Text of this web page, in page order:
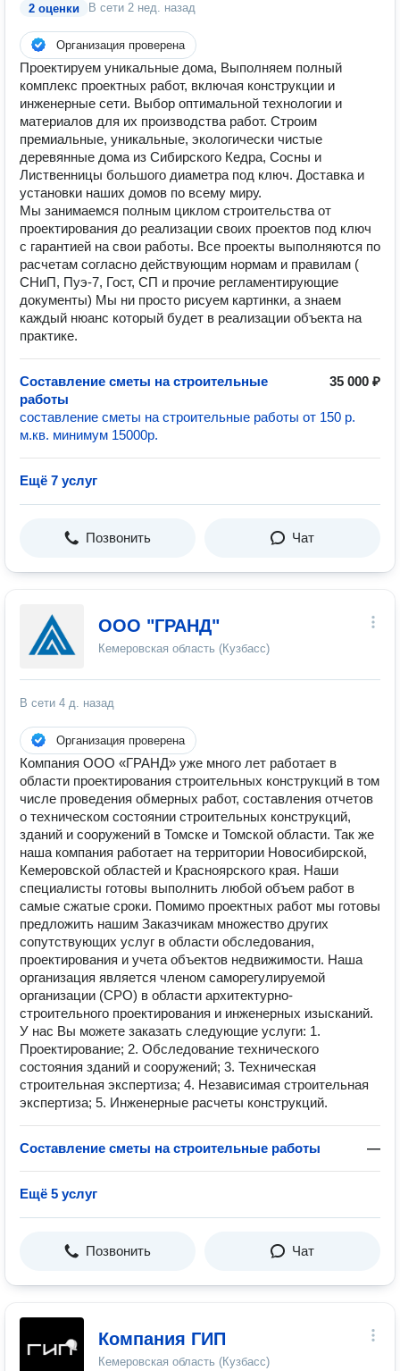
2 оценки В сети 2 нед. назад
Организация проверена
Проектируем уникальные дома, Выполняем полный
комплекс проектных работ, включая конструкции и
инженерные сети. Выбор оптимальной технологии и
материалов для их производства работ. Строим
премиальные, уникальные, экологически чистые
деревянные дома из Сибирского Кедра, Сосны и
Лиственницы большого диаметра под ключ. Доставка и
установки наших домов по всему миру.
Мы занимаемся полным циклом строительства от
проектирования до реализации своих проектов под ключ
с гарантией на свои работы. Все проекты выполняются по
расчетам согласно действующим нормам и правилам (
СНиП, Пуэ-7, Гост, СП и прочие регламентирующие
документы) Мы ни просто рисуем картинки, а знаем
каждый нюанс который будет в реализации объекта на
практике.
Составление сметы на строительные
работы
35 000 ₽
составление сметы на строительные работы от 150 р.
м.кв. минимум 15000р.
Ещё 7 услуг
Позвонить Чат
ООО "ГРАНД"
Кемеровская область (Кузбасс)
В сети 4 д. назад
Организация проверена
Компания ООО «ГРАНД» уже много лет работает в
области проектирования строительных конструкций в том
числе проведения обмерных работ, составления отчетов
о техническом состоянии строительных конструкций,
зданий и сооружений в Томске и Томской области. Так же
наша компания работает на территории Новосибирской,
Кемеровской областей и Красноярского края. Наши
специалисты готовы выполнить любой объем работ в
самые сжатые сроки. Помимо проектных работ мы готовы
предложить нашим Заказчикам множество других
сопутствующих услуг в области обследования,
проектирования и учета объектов недвижимости. Наша
организация является членом саморегулируемой
организации (СРО) в области архитектурно-
строительного проектирования и инженерных изысканий.
У нас Вы можете заказать следующие услуги: 1.
Проектирование; 2. Обследование технического
состояния зданий и сооружений; 3. Техническая
строительная экспертиза; 4. Независимая строительная
экспертиза; 5. Инженерные расчеты конструкций.
Составление сметы на строительные работы —
Ещё 5 услуг
Позвонить Чат
Компания ГИП
Кемеровская область (Кузбасс)